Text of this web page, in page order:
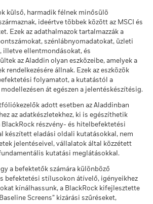
% Megszorítás Benchmark 1 (%)
20182019202020212022202320242025
teljesítmény olyan körülmények között született,
az Alap megváltoztatta nevét, és/vagy
politikáját.
Other Bond
Napi, határidős árazás
BYM4L37
amelyek felhasználhatók a piaci
vagy csökkentésére és/vagy
allokációk változhatnak.
78 000
Nincs minimálisan garantált hozam.
Ezt az összeget kaphatja vissza a költségek
Éves átlagos hozam
Ezt az összeget kaphatja vissza a költségek
Éves átlagos hozam
Ezt az összeget kaphatja vissza a költségek
Éves átlagos hozam
Ezt az összeget kaphatja vissza a költségek
0,00%
0,00%
0,00%
elveinek
0,00%
0,00%
vagy információkat. Lásd az egész cégre
nyilatkozatunkat, amely további
erről a megközelítésről, valamint az
arról, hogy adott esetben hogyan
a lényeges kockázatokat a
related disclosure - WB1-AG
Global Funds - Prospectus
külső, harmadik félnek minősülö
ideértve többek között az MSCI és
Ezek az adathalmazok tartalmazzák a
szénlábnyomadatokat, üzleti
illetve ellentmondásokat, és
az Aladdin olyan eszközeibe, amelyek a
rendelkezésére állnak. Ezek az eszközök
folyamatot, a kutatástól a
át egészen a jelentéskészítésig.
adott esetben az Aladdinban
az adatkészletekhez, ki is egészíthetik
BlackRock részvény- és hitelbefektetési
készített eladási oldali kutatásokkal, nem
jelentéseivel, vállalatok által közzétett
kutatási meglátásokkal.
a befektetők számára különböző
befektetési stílusokon átívelő, igényeikhez
kínálhassunk, a BlackRock kifejlesztette
Screens” kizárási szűréseket,